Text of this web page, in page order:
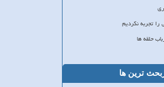
را تجربه نکردیم
حلقه ها
ترین ها